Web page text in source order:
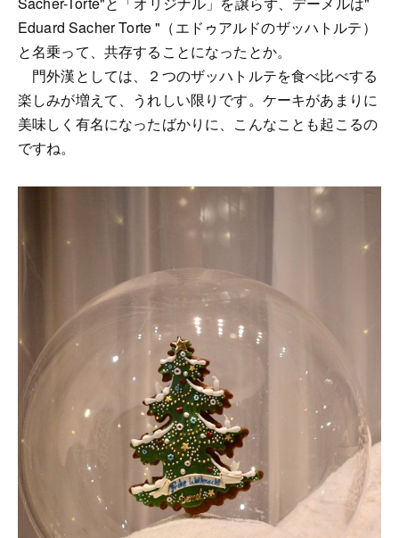
Eduard Sacher Torte "（エドゥアルドのザッハトルテ）
と名乗って、共存することになったとか。
門外漢としては、２つのザッハトルテを食べ比べする
楽しみが増えて、うれしい限りです。ケーキがあまりに
美味しく有名になったばかりに、こんなことも起こるの
ですね。